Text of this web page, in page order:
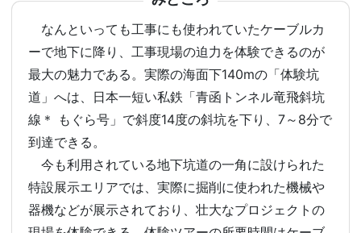
なんといっても工事にも使われていたケーブルカ
ーで地下に降り、工事現場の迫力を体験できるのが
最大の魅力である。実際の海面下140mの「体験坑
道」へは、日本一短い私鉄「青函トンネル竜飛斜坑
線＊ もぐら号」で斜度14度の斜坑を下り、7～8分で
到達できる。
今も利用されている地下坑道の一角に設けられた
特設展示エリアでは、実際に掘削に使われた機械や
器機などが展示されており、壮大なプロジェクトの